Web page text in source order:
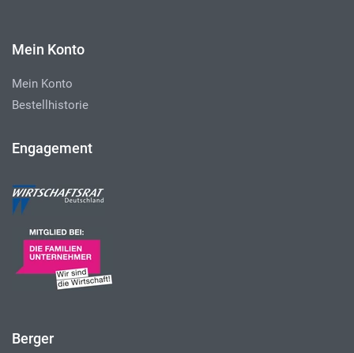
Mein Konto
Mein Konto
Bestellhistorie
Engagement
Berger